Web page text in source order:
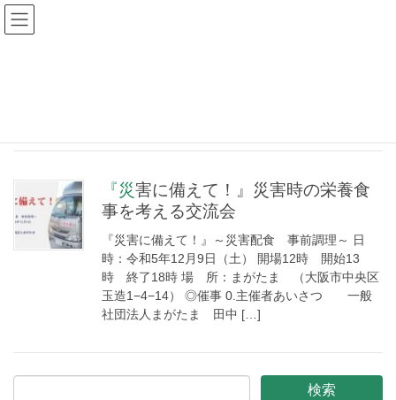
『災害に備えて！』災害時の栄養食
事を考える交流会
『災害に備えて！』～災害配食 事前調理～ 日
時：令和5年12月9日（土） 開場12時 開始13
時 終了18時 場 所：まがたま （大阪市中央区
玉造1−4−14） ◎催事 0.主催者あいさつ 一般
社団法人まがたま 田中 […]